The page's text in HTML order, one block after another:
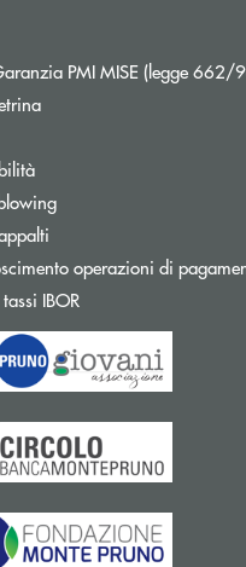
PMI MISE (legge 662/
operazioni di
IBORApre una nuova